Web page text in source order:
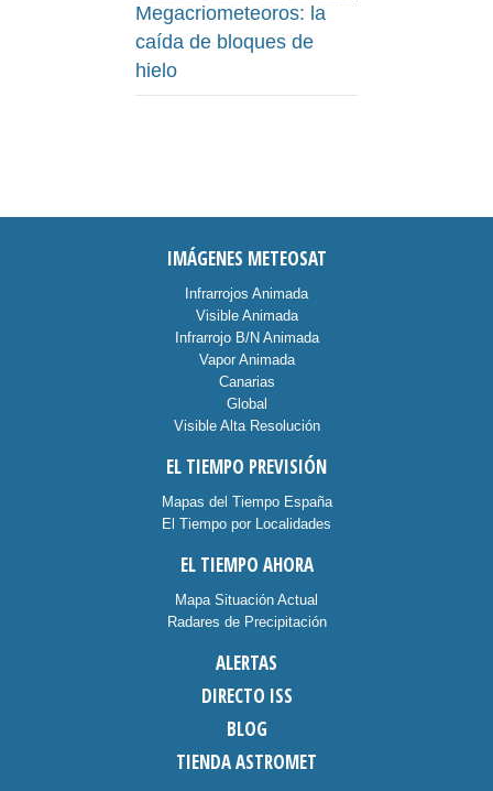
Megacriometeoros: la
caída de bloques de
hielo
IMÁGENES METEOSAT
Infrarrojos Animada
Visible Animada
Infrarrojo B/N Animada
Vapor Animada
Canarias
Global
Visible Alta Resolución
EL TIEMPO PREVISIÓN
Mapas del Tiempo España
El Tiempo por Localidades
EL TIEMPO AHORA
Mapa Situación Actual
Radares de Precipitación
ALERTAS
DIRECTO ISS
BLOG
TIENDA ASTROMET